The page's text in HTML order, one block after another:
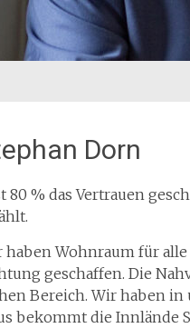
Dorn
80 % das Vertrauen
Wohnraum für
geschaffen. Die
Bereich. Wir haben
bekommt die Innlände